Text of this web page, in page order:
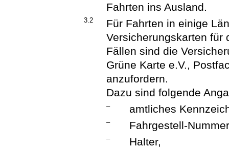
Fahrten ins Ausland.
3.2
Für Fahrten in einige
Versicherungskarten für
Fällen sind die
Grüne Karte e.V.,
anzufordern.
Dazu sind folgende
– amtliches
– Fahrgestell-
– Halter,